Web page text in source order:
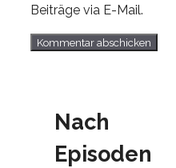
Beiträge via E-Mail.
Nach
Episoden